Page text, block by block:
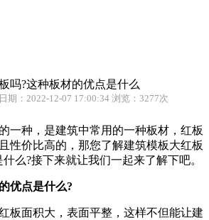
吗?这种板材的优点是什么
期：2022-12-07 17:00:34 浏览：3277次
一种，是建筑中常用的一种板材，红板
性价比高的，那您了解建筑模板大红板
么?接下来就让我们一起来了解下吧。
点是什么?
板面积大，表面平整，这样不但能让建